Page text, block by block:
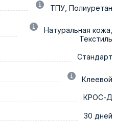
ТПУ, Полиуретан
Натуральная кожа,
Текстиль
Стандарт
Клеевой
КРОС-Д
30 дней